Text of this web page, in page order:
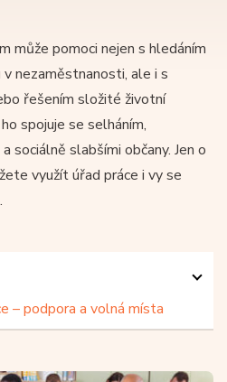
může pomoci nejen s hledáním
nezaměstnanosti, ale i s
řešením složité životní
spojuje se selháním,
sociálně slabšími občany. Jen o
využít úřad práce i vy se
– podpora a volná místa